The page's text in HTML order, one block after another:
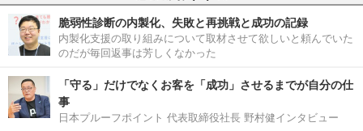
脆弱性診断の内製化、失敗と再挑戦と成功の記録
内製化支援の取り組みについて取材させて欲しいと頼んでいた
のだが毎回返事は芳しくなかった
「守る」だけでなくお客を「成功」させるまでが自分の仕
事
日本プルーフポイント 代表取締役社長 野村健インタビュー